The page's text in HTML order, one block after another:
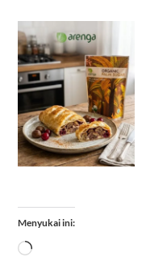
Menyukai ini:
Memuat...